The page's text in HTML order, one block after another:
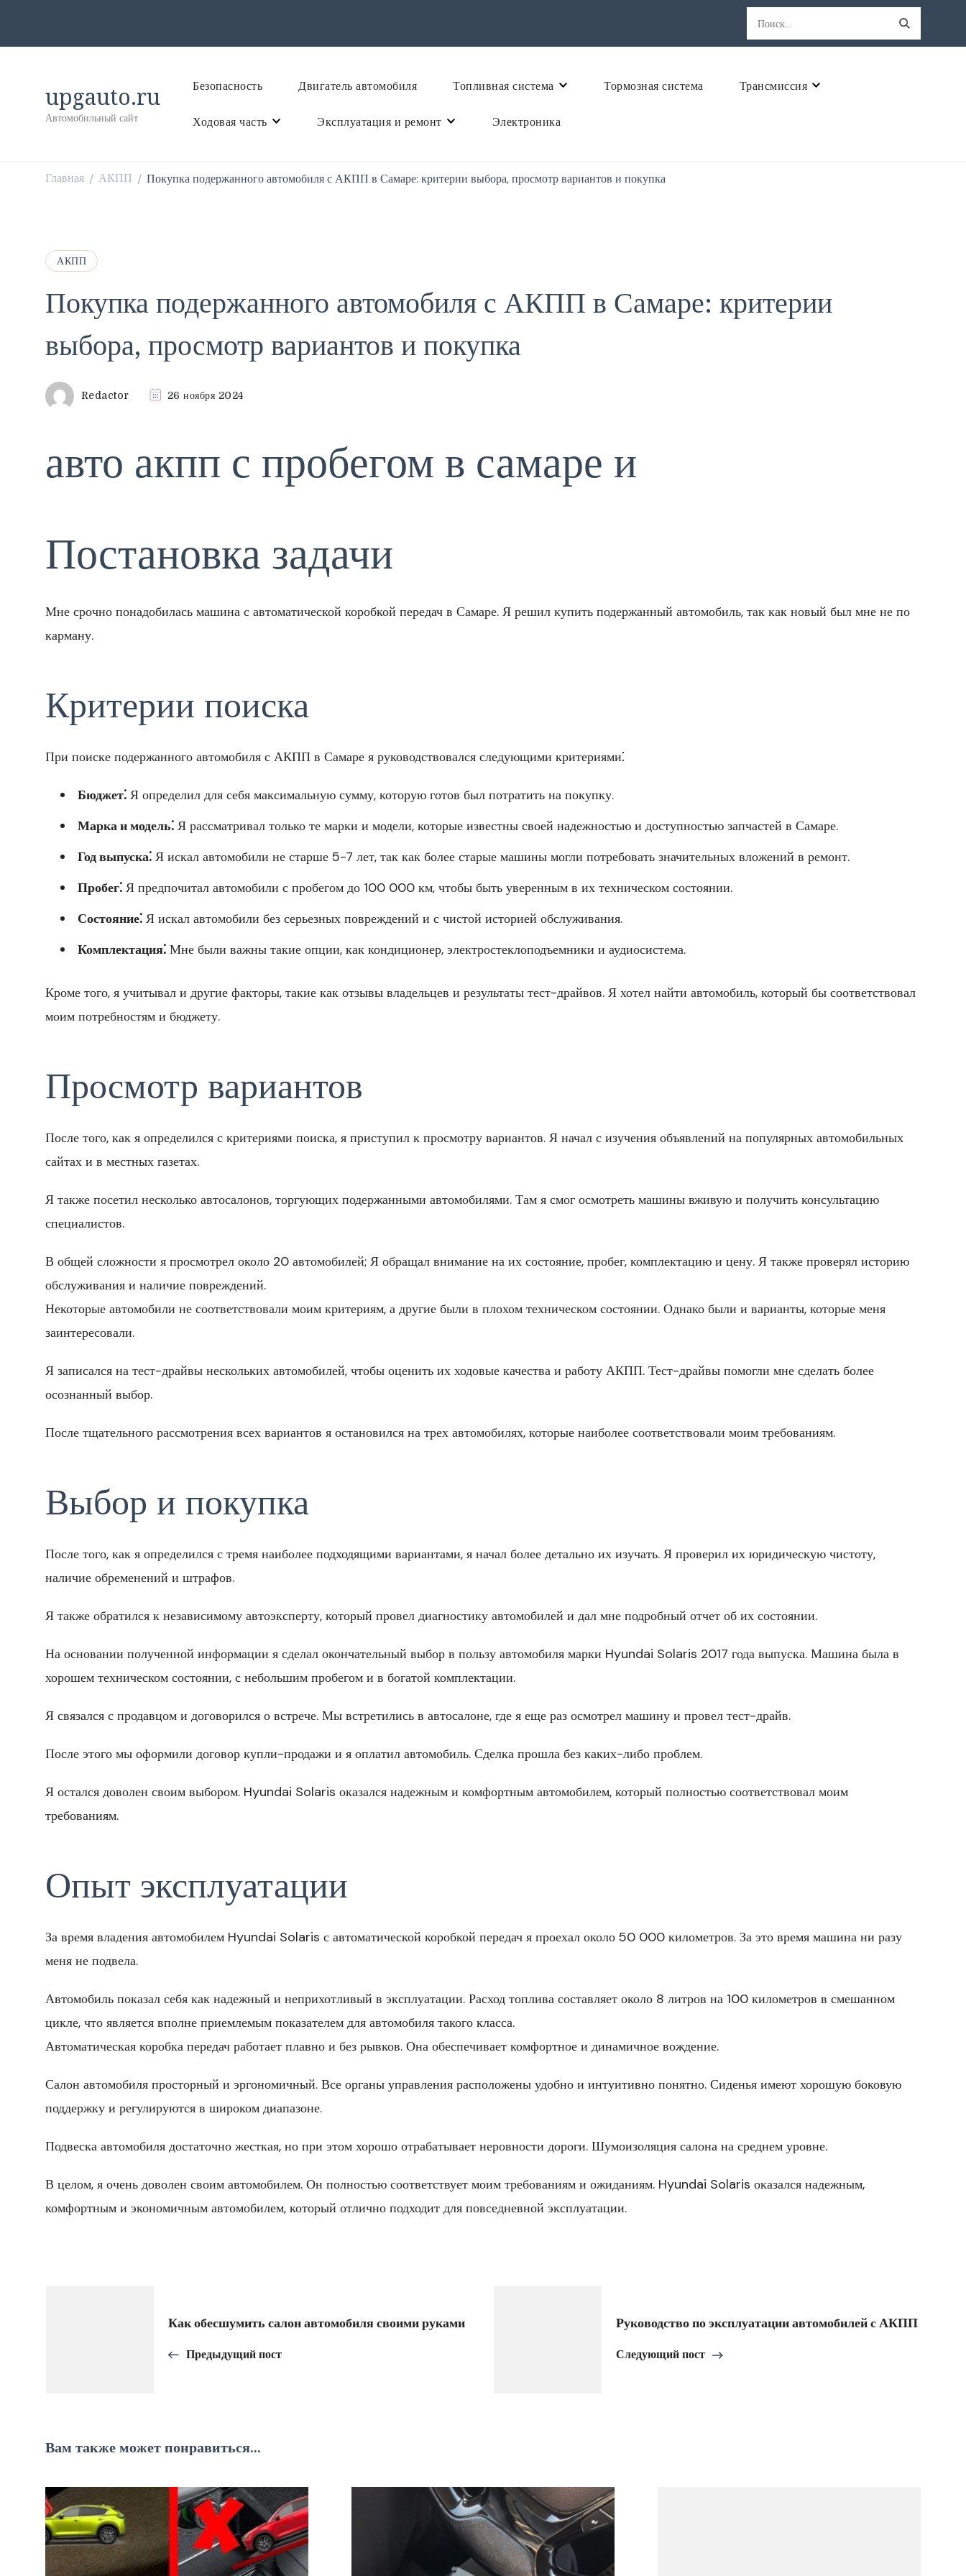
Найти:
upgauto.ru
Автомобильный сайт
Безопасность Двигатель автомобиля Топливная система Тормозная система Трансмиссия
Ходовая часть Эксплуатация и ремонт Электроника
Главная / АКПП / Покупка подержанного автомобиля с АКПП в Самаре: критерии выбора, просмотр вариантов и покупка
АКПП
Покупка подержанного автомобиля с АКПП в Самаре: критерии
выбора, просмотр вариантов и покупка
Redactor 26 ноября 2024
авто акпп с пробегом в самаре и
Постановка задачи
Мне срочно понадобилась машина с автоматической коробкой передач в Самаре. Я решил купить подержанный автомобиль, так как новый был мне не по
карману.
Критерии поиска
При поиске подержанного автомобиля с АКПП в Самаре я руководствовался следующими критериями⁚
Бюджет⁚ Я определил для себя максимальную сумму, которую готов был потратить на покупку.
Марка и модель⁚ Я рассматривал только те марки и модели, которые известны своей надежностью и доступностью запчастей в Самаре.
Год выпуска⁚ Я искал автомобили не старше 5-7 лет, так как более старые машины могли потребовать значительных вложений в ремонт.
Пробег⁚ Я предпочитал автомобили с пробегом до 100 000 км, чтобы быть уверенным в их техническом состоянии.
Состояние⁚ Я искал автомобили без серьезных повреждений и с чистой историей обслуживания.
Комплектация⁚ Мне были важны такие опции, как кондиционер, электростеклоподъемники и аудиосистема.
Кроме того, я учитывал и другие факторы, такие как отзывы владельцев и результаты тест-драйвов. Я хотел найти автомобиль, который бы соответствовал
моим потребностям и бюджету.
Просмотр вариантов
После того, как я определился с критериями поиска, я приступил к просмотру вариантов. Я начал с изучения объявлений на популярных автомобильных
сайтах и в местных газетах.
Я также посетил несколько автосалонов, торгующих подержанными автомобилями. Там я смог осмотреть машины вживую и получить консультацию
специалистов.
В общей сложности я просмотрел около 20 автомобилей; Я обращал внимание на их состояние, пробег, комплектацию и цену. Я также проверял историю
обслуживания и наличие повреждений.
Некоторые автомобили не соответствовали моим критериям, а другие были в плохом техническом состоянии. Однако были и варианты, которые меня
заинтересовали.
Я записался на тест-драйвы нескольких автомобилей, чтобы оценить их ходовые качества и работу АКПП. Тест-драйвы помогли мне сделать более
осознанный выбор.
После тщательного рассмотрения всех вариантов я остановился на трех автомобилях, которые наиболее соответствовали моим требованиям.
Выбор и покупка
После того, как я определился с тремя наиболее подходящими вариантами, я начал более детально их изучать. Я проверил их юридическую чистоту,
наличие обременений и штрафов.
Я также обратился к независимому автоэксперту, который провел диагностику автомобилей и дал мне подробный отчет об их состоянии.
На основании полученной информации я сделал окончательный выбор в пользу автомобиля марки Hyundai Solaris 2017 года выпуска. Машина была в
хорошем техническом состоянии, с небольшим пробегом и в богатой комплектации.
Я связался с продавцом и договорился о встрече. Мы встретились в автосалоне, где я еще раз осмотрел машину и провел тест-драйв.
После этого мы оформили договор купли-продажи и я оплатил автомобиль. Сделка прошла без каких-либо проблем.
Я остался доволен своим выбором. Hyundai Solaris оказался надежным и комфортным автомобилем, который полностью соответствовал моим
требованиям.
Опыт эксплуатации
За время владения автомобилем Hyundai Solaris с автоматической коробкой передач я проехал около 50 000 километров. За это время машина ни разу
меня не подвела.
Автомобиль показал себя как надежный и неприхотливый в эксплуатации. Расход топлива составляет около 8 литров на 100 километров в смешанном
цикле, что является вполне приемлемым показателем для автомобиля такого класса.
Автоматическая коробка передач работает плавно и без рывков. Она обеспечивает комфортное и динамичное вождение.
Салон автомобиля просторный и эргономичный. Все органы управления расположены удобно и интуитивно понятно. Сиденья имеют хорошую боковую
поддержку и регулируются в широком диапазоне.
Подвеска автомобиля достаточно жесткая, но при этом хорошо отрабатывает неровности дороги. Шумоизоляция салона на среднем уровне.
В целом, я очень доволен своим автомобилем. Он полностью соответствует моим требованиям и ожиданиям. Hyundai Solaris оказался надежным,
комфортным и экономичным автомобилем, который отлично подходит для повседневной эксплуатации.
Как обесшумить салон автомобиля своими руками
Предыдущий пост
Руководство по эксплуатации автомобилей с АКПП
Следующий пост
Вам также может понравиться...